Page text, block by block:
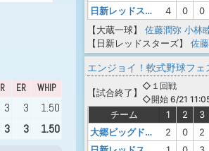
R ER WHIP
3 3 1.50
3 3 1.50
日新レッドスターズ
4 0 0
【大蔵一球】
佐藤潤弥 小林
【日新レッドスターズ】
佐
【試合終了 】
◇１回戦
◇開始 6/21
チーム 1 2 3
大郷ビッグドリームズ
2 0 2